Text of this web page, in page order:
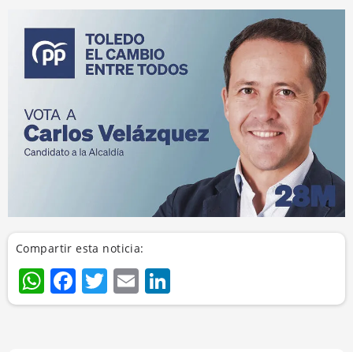
Compartir esta noticia:
WhatsApp
Facebook
Twitter
Email